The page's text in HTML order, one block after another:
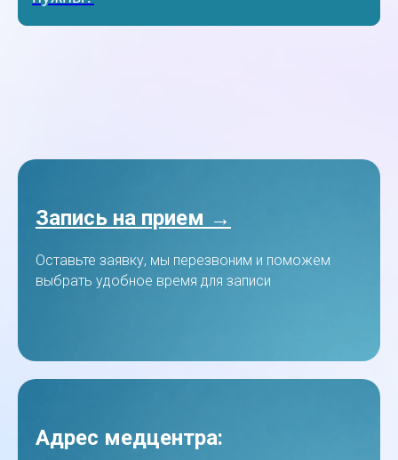
Запись на прием →
Оставьте заявку, мы перезвоним и поможем
выбрать удобное время для записи
Адрес медцентра: